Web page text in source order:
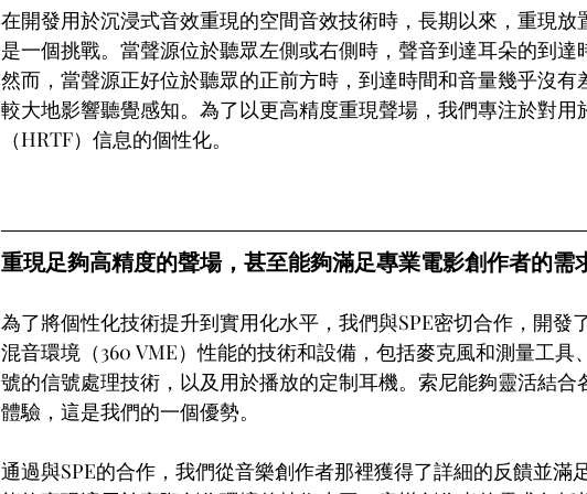
在開發用於沉浸式音效重現的空間音效技術時，長期以來，重現放
是一個挑戰。當聲源位於聽眾左側或右側時，聲音到達耳朵的到達
然而，當聲源正好位於聽眾的正前方時，到達時間和音量幾乎沒
較大地影響聽覺感知。為了以更高精度重現聲場，我們專注於對用
（HRTF）信息的個性化。
重現足夠高精度的聲場，甚至能夠滿足專業電影創作者的需
為了將個性化技術提升到實用化水平，我們與SPE密切合作，開發
混音環境（360 VME）性能的技術和設備，包括麥克風和測量工具
號的信號處理技術，以及用於播放的定制耳機。索尼能夠靈活結合
體驗，這是我們的一個優勢。
通過與SPE的合作，我們從音樂創作者那裡獲得了詳細的反饋並滿